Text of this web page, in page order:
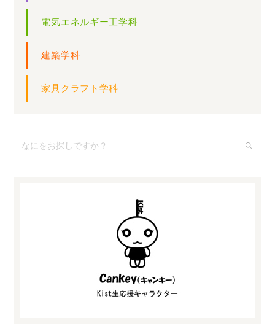
電気エネルギー工学科
建築学科
家具クラフト学科